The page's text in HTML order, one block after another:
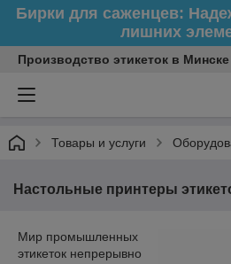
Бирки для саженцев:
лишних
Производство этикеток в
Товары и услуги
Настольные принтеры
Мир промышленных
этикеток непрерывно